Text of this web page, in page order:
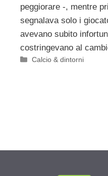
peggiorare -, mentre
segnalava solo i
avevano subito
costringevano al
Categorie
Calcio & dintorni